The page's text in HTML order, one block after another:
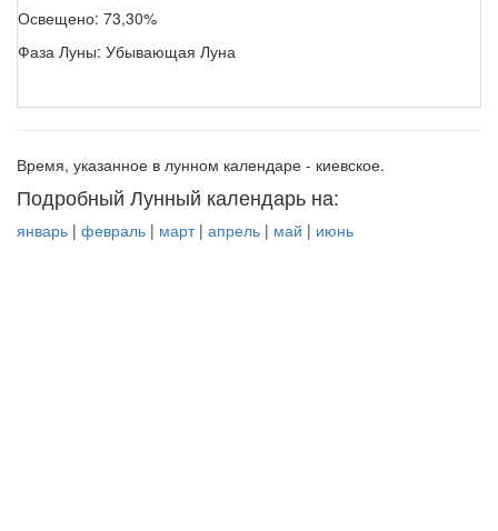
Освещено: 73,30%
Фаза Луны: Убывающая Луна
Время, указанное в лунном календаре - киевское.
Подробный Лунный календарь на:
январь | февраль | март| апрель | май | июнь